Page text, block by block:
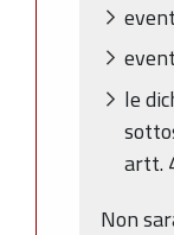
le
artt.
Non